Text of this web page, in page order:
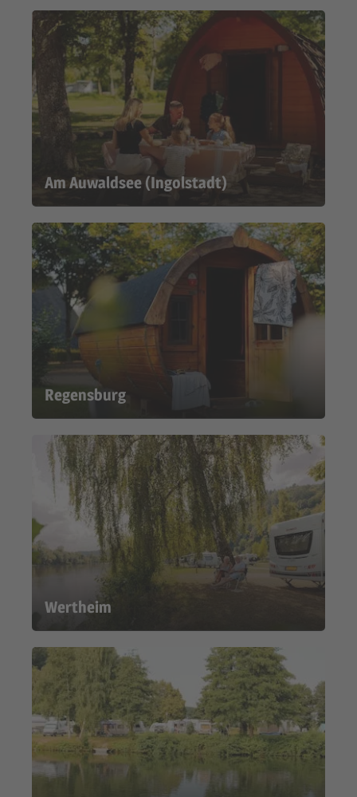
Am Auwaldsee (Ingolstadt)
Regensburg
Wertheim